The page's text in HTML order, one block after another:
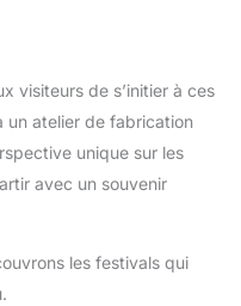
visiteurs de s’initier à ces
un atelier de fabrication
unique sur les
avec un souvenir
les festivals qui